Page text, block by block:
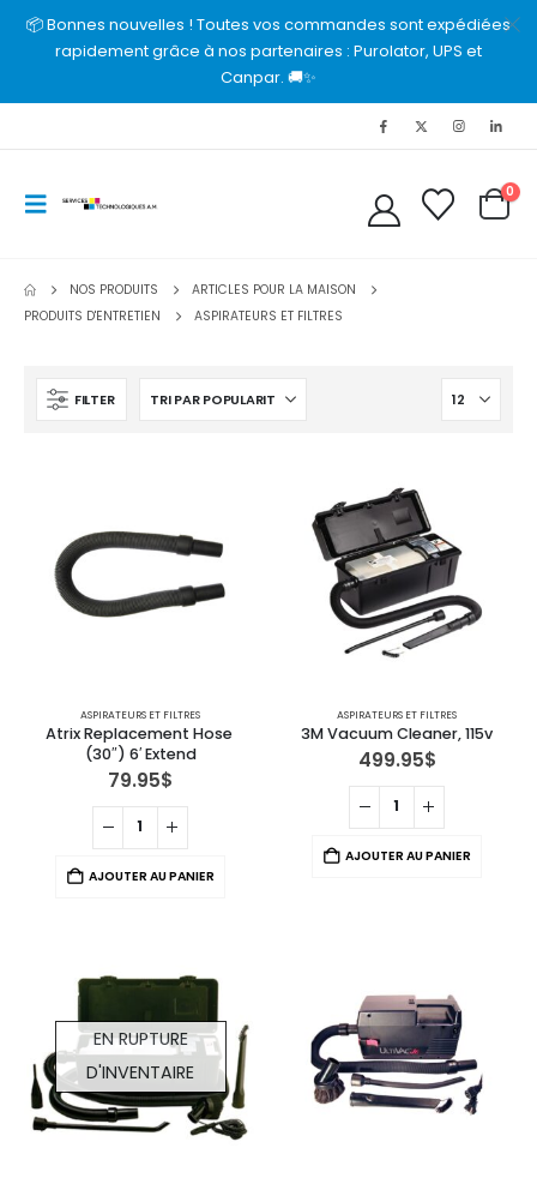
📦 Bonnes nouvelles ! Toutes vos commandes sont expédiées
rapidement grâce à nos partenaires : Purolator, UPS et
Canpar. 🚚✨
0
NOS PRODUITS
ARTICLES POUR LA MAISON
PRODUITS D'ENTRETIEN
ASPIRATEURS ET FILTRES
FILTER
ASPIRATEURS ET FILTRES
Atrix Replacement Hose
(30″) 6′ Extend
79.95$
AJOUTER AU PANIER
ASPIRATEURS ET FILTRES
3M Vacuum Cleaner, 115v
499.95$
AJOUTER AU PANIER
EN RUPTURE
D'INVENTAIRE